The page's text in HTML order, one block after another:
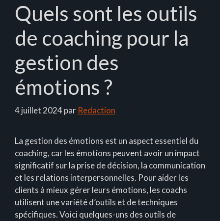
Quels sont les outils
de coaching pour la
gestion des
émotions ?
4 juillet 2024par Redaction
La gestion des émotions est un aspect essentiel du
coaching, car les émotions peuvent avoir un impact
significatif sur la prise de décision, la communication
et les relations interpersonnelles. Pour aider les
clients à mieux gérer leurs émotions, les coachs
utilisent une variété d’outils et de techniques
spécifiques. Voici quelques-uns des outils de